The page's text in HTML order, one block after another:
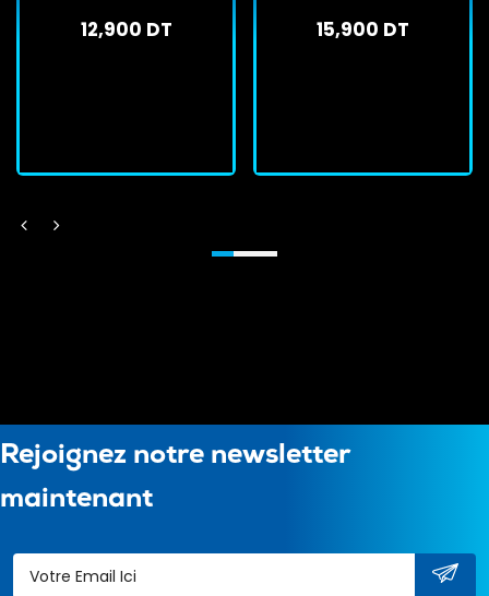
12,900 DT 15,900 DT
Rejoignez notre newsletter
maintenant